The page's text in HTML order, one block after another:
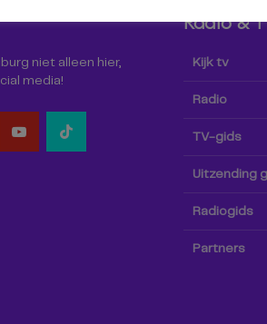
niet alleen hier,
media!
Radio &
Kijk tv
Radio
TV-gids
Uitzending
Radiogids
Partners